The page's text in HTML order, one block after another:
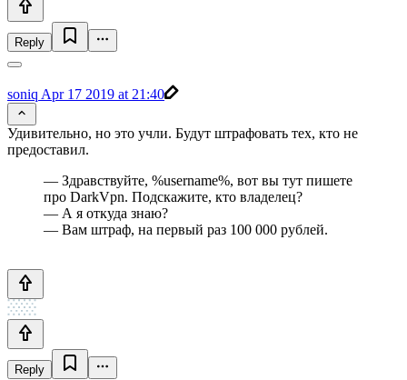
Reply
soniq Apr 17 2019 at 21:40
Удивительно, но это учли. Будут штрафовать тех, кто не
предоставил.
— Здравствуйте, %username%, вот вы тут пишете
про DarkVpn. Подскажите, кто владелец?
— А я откуда знаю?
— Вам штраф, на первый раз 100 000 рублей.
Reply